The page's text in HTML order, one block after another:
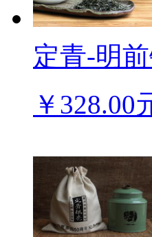
定青-明
￥328.00